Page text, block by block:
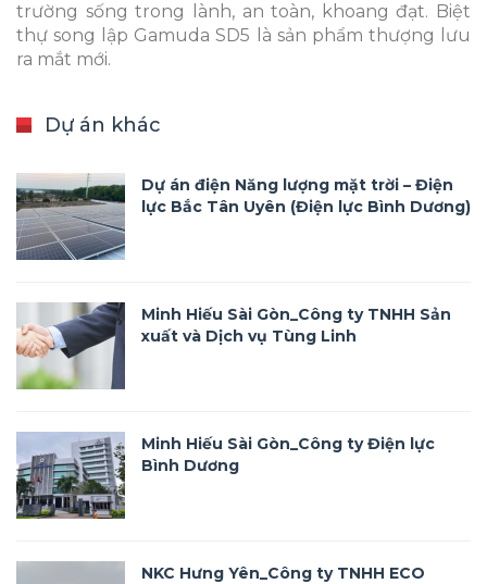
trường sống trong lành, an toàn, khoang đạt. Biệt
thự song lập Gamuda SD5 là sản phẩm thượng lưu
ra mắt mới.
Dự án khác
Dự án điện Năng lượng mặt trời – Điện
lực Bắc Tân Uyên (Điện lực Bình Dương)
Minh Hiếu Sài Gòn_Công ty TNHH Sản
xuất và Dịch vụ Tùng Linh
Minh Hiếu Sài Gòn_Công ty Điện lực
Bình Dương
NKC Hưng Yên_Công ty TNHH ECO